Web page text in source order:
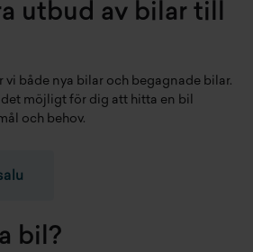
utbud av bilar till
vi både nya bilar och begagnade bilar.
möjligt för dig att hitta en bil
och behov.
bil?